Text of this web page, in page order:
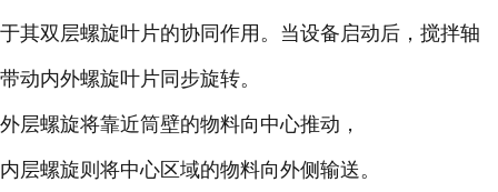
于其双层螺旋叶片的协同作用。当设备启动后，搅拌轴
带动内外螺旋叶片同步旋转。
外层螺旋将靠近筒壁的物料向中心推动，
内层螺旋则将中心区域的物料向外侧输送。